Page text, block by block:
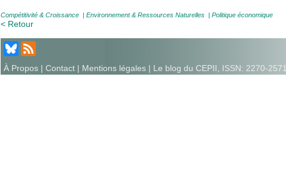
Compétitivité & Croissance Environnement & Ressources Naturelles Politique économique
< Retour
À Propos | Contact | Mentions légales | Le blog du CEPII, ISSN: 2270-2571